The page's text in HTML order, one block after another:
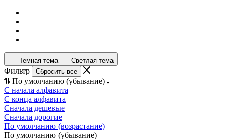
Темная тема Светлая тема
Фильтр Сбросить все
По умолчанию (убывание)
С начала алфавита
С конца алфавита
Сначала дешевые
Сначала дорогие
По умолчанию (возрастание)
По умолчанию (убывание)